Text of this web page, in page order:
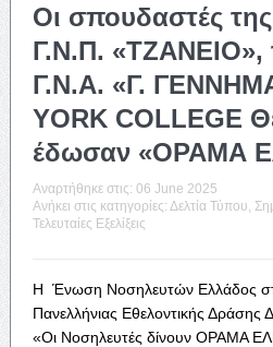
Οι σπουδαστές
Γ.Ν.Π. «ΤΖΑΝΕΙΟ»,
Γ.Ν.Α. «Γ.
YORK COLLEGE
έδωσαν «ΟΡΑΜΑ
Αναρτήθηκε στις: 06 June 2025
Ανήκει στις κατηγορίες: Δελτία Τύπου
Τελευταίες Εξελίξεις
Η Ένωση Νοσηλευτών Ελλάδος
Πανελλήνιας Εθελοντικής
«Οι Νοσηλευτές δίνουν ΟΡΑΜΑ